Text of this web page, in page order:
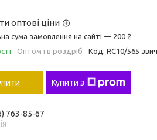
оптові ціни
сума замовлення на сайті — 200 ₴
Оптом і в роздріб Код: RC10/565
Купити з
763-85-67